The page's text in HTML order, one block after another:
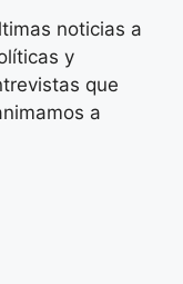
noticias a
y
que
a